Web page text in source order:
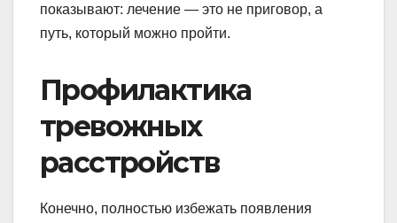
показывают: лечение — это не приговор, а
путь, который можно пройти.
Профилактика
тревожных
расстройств
Конечно, полностью избежать появления